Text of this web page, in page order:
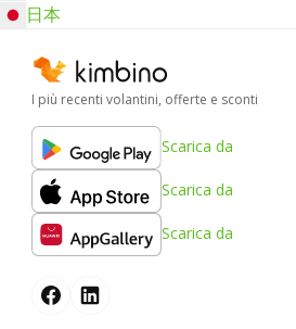
日本
I più recenti volantini, offerte e sconti
Scarica da
Scarica da
Scarica da